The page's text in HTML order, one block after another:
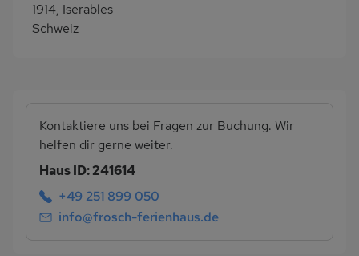
1914, Iserables
Schweiz
Kontaktiere uns bei Fragen zur Buchung. Wir
helfen dir gerne weiter.
Haus ID: 241614
+49 251 899 050
info@frosch-ferienhaus.de